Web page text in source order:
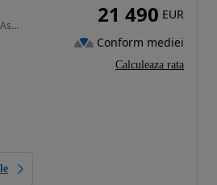
1969 cm3 • 235 CP • Istoric/Bowers/Memorii/Nappa/PilotAsist 21 490 EUR
Conform mediei
Calculeaza rata